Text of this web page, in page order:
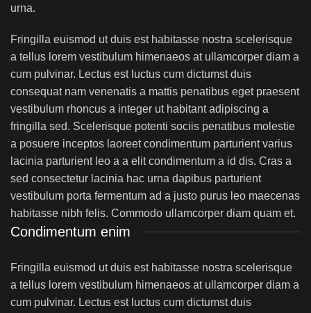
urna.
Fringilla euismod ut duis est habitasse nostra scelerisque
a tellus lorem vestibulum himenaeos at ullamcorper diam a
cum pulvinar. Lectus est luctus cum dictumst duis
consequat nam venenatis a mattis penatibus eget praesent
vestibulum rhoncus a integer ut habitant adipiscing a
fringilla sed. Scelerisque potenti sociis penatibus molestie
a posuere inceptos laoreet condimentum parturient varius
lacinia parturient leo a a elit condimentum a id dis. Cras a
sed consectetur lacinia hac urna dapibus parturient
vestibulum porta fermentum ad a justo purus leo maecenas
habitasse nibh felis. Commodo ullamcorper diam quam et.
Condimentum enim
Fringilla euismod ut duis est habitasse nostra scelerisque
a tellus lorem vestibulum himenaeos at ullamcorper diam a
cum pulvinar. Lectus est luctus cum dictumst duis